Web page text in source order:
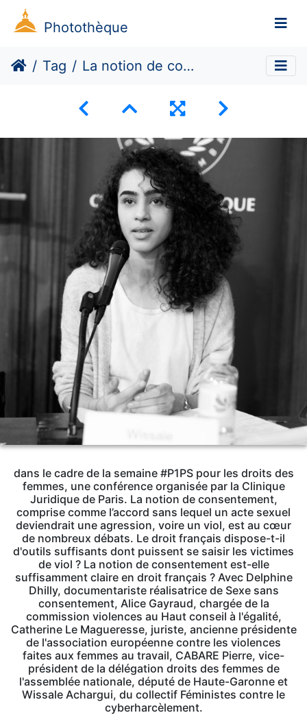
Photothèque
Tag La notion de consentement et le viol
dans le cadre de la semaine #P1PS pour les droits des
femmes, une conférence organisée par la Clinique
Juridique de Paris. La notion de consentement,
comprise comme l’accord sans lequel un acte sexuel
deviendrait une agression, voire un viol, est au cœur
de nombreux débats. Le droit français dispose-t-il
d'outils suffisants dont puissent se saisir les victimes
de viol ? La notion de consentement est-elle
suffisamment claire en droit français ? Avec Delphine
Dhilly, documentariste réalisatrice de Sexe sans
consentement, Alice Gayraud, chargée de la
commission violences au Haut conseil à l'égalité,
Catherine Le Magueresse, juriste, ancienne présidente
de l'association européenne contre les violences
faites aux femmes au travail, CABARE Pierre, vice-
président de la délégation droits des femmes de
l'assemblée nationale, député de Haute-Garonne et
Wissale Achargui, du collectif Féministes contre le
cyberharcèlement.